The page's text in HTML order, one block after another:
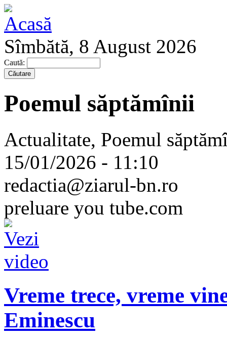
Sîmbătă, 8 August 2026
Caută:
Poemul săptămînii
Actualitate, Poemul
15/01/2026 - 11:10
redactia@ziarul-bn.ro
preluare you tube.com
Vreme trece, vreme
Eminescu